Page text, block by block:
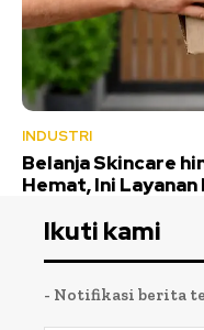
INDUSTRI
Belanja Skincare
Hemat, Ini
Ikuti kami
- Notifikasi berita